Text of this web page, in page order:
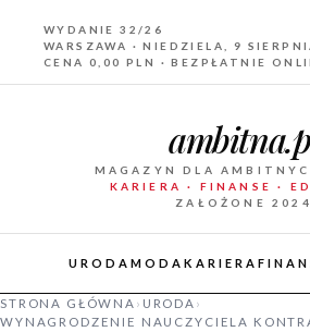
WYDANIE 32/26
WARSZAWA · NIEDZIELA, 9
CENA 0,00 PLN · BEZPŁATNIE
MAGAZYN DLA
KARIERA · FINANSE ·
ZAŁOŻONE 2024
URODAMODAKARIERA
STRONA GŁÓWNA › URODA ›
WYNAGRODZENIE NAUCZYCIELA